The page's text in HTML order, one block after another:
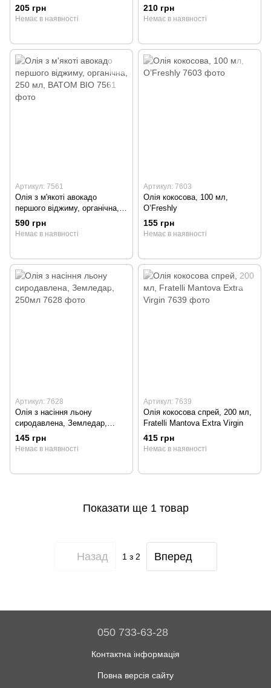
205 грн
Немає в наявності
210 грн
Немає в наявності
Артикул: 7561
Олія з м'якоті авокадо
першого віджиму, органічна,
250 мл, BATOM BIO
590 грн
Немає в наявності
Артикул: 7603
Олія кокосова, 100 мл,
O’Freshly
155 грн
Немає в наявності
Артикул: 7628
Олія з насіння льону
сиродавлена, Земледар,
250мл
145 грн
Немає в наявності
Артикул: 7639
Олія кокосова спрей, 200 мл,
Fratelli Mantova Extra Virgin
415 грн
Немає в наявності
Показати ще 1 товар
Назад 1з 2 Вперед
050 733-63-28
Контактна інформація
Повна версія сайту